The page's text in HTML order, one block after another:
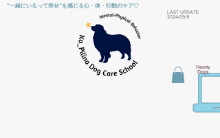
“一緒にいるって幸せ”を感じる心・体・行動のケア♡
​LAST UPDATE
2024/09/11
Hearty
Dogs